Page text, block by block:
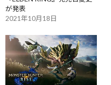
が発表
2021年10月18日